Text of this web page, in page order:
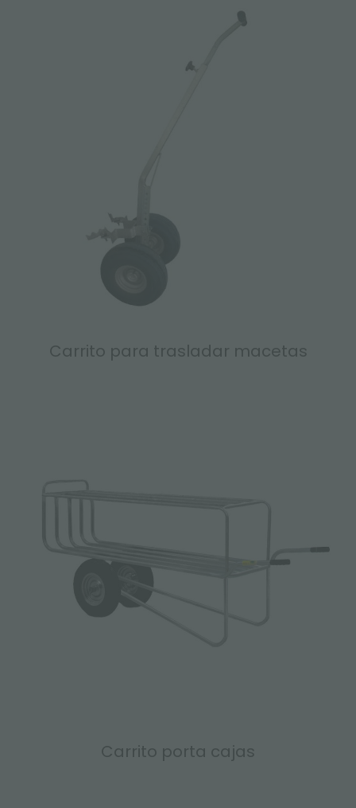
Carrito para trasladar macetas
Carrito porta cajas